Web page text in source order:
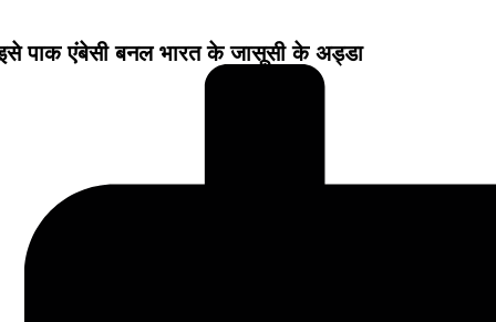
पाक एंबेसी बनल भारत के जासूसी के अड्डा